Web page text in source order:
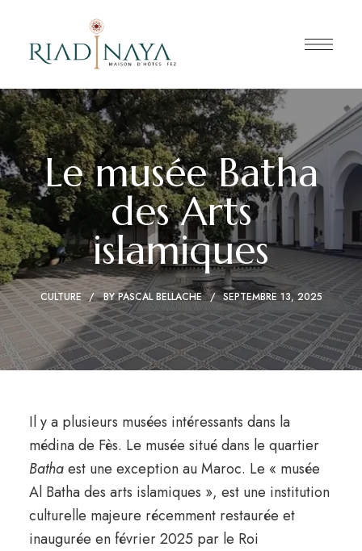
Le musée Batha
des Arts
islamiques
CULTURE BYPASCAL BELLACHE SEPTEMBRE 13, 2025
Il y a plusieurs musées intéressants dans la
médina de Fès. Le musée situé dans le quartier
Bathaest une exception au Maroc. Le « musée
Al Batha des arts islamiques », est une institution
culturelle majeure récemment restaurée et
inaugurée en février 2025 par le Roi